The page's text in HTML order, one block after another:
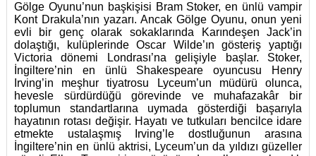
Gölge Oyunu’nun başkişisi Bram Stoker, en ünlü vampir
Kont Drakula’nın yazarı. Ancak Gölge Oyunu, onun yeni
evli bir genç olarak sokaklarında Karındeşen Jack’in
dolaştığı, kulüplerinde Oscar Wilde’ın gösteriş yaptığı
Victoria dönemi Londrası’na gelişiyle başlar. Stoker,
İngiltere’nin en ünlü Shakespeare oyuncusu Henry
Irving’in meşhur tiyatrosu Lyceum’un müdürü olunca,
hevesle sürdürdüğü görevinde ve muhafazakâr bir
toplumun standartlarına uymada gösterdiği başarıyla
hayatının rotası değişir. Hayatı ve tutkuları bencilce idare
etmekte ustalaşmış Irving’le dostluğunun arasına
İngiltere’nin en ünlü aktrisi, Lyceum’un da yıldızı güzeller